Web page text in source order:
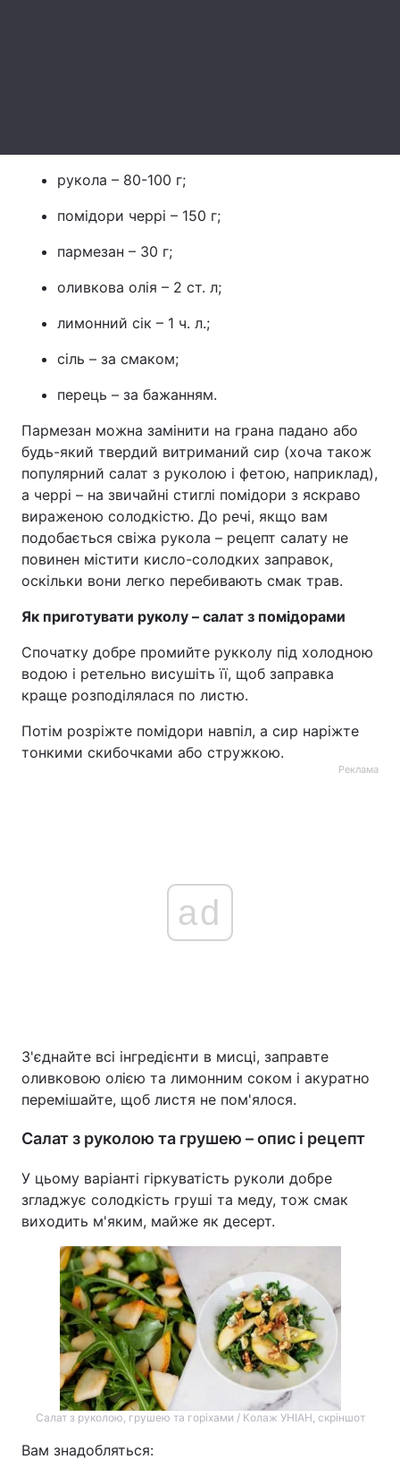
рукола – 80-100 г;
помідори черрі – 150 г;
пармезан – 30 г;
оливкова олія – 2 ст. л;
лимонний сік – 1 ч. л.;
сіль – за смаком;
перець – за бажанням.
Пармезан можна замінити на грана падано або
будь-який твердий витриманий сир (хоча також
популярний салат з руколою і фетою, наприклад),
а черрі – на звичайні стиглі помідори з яскраво
вираженою солодкістю. До речі, якщо вам
подобається свіжа рукола – рецепт салату не
повинен містити кисло-солодких заправок,
оскільки вони легко перебивають смак трав.
Як приготувати руколу – салат з помідорами
Спочатку добре промийте рукколу під холодною
водою і ретельно висушіть її, щоб заправка
краще розподілялася по листю.
Потім розріжте помідори навпіл, а сир наріжте
тонкими скибочками або стружкою.
Реклама
ad
З'єднайте всі інгредієнти в мисці, заправте
оливковою олією та лимонним соком і акуратно
перемішайте, щоб листя не пом'ялося.
Салат з руколою та грушею – опис і рецепт
У цьому варіанті гіркуватість руколи добре
згладжує солодкість груші та меду, тож смак
виходить м'яким, майже як десерт.
Салат з руколою, грушею та горіхами / Колаж УНІАН, скріншот
Вам знадобляться: